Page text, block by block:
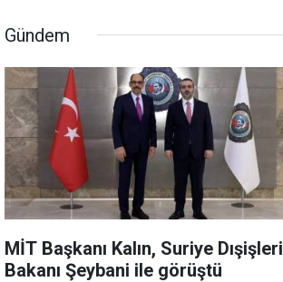
Gündem
MİT Başkanı Kalın, Suriye Dışişleri
Bakanı Şeybani ile görüştü